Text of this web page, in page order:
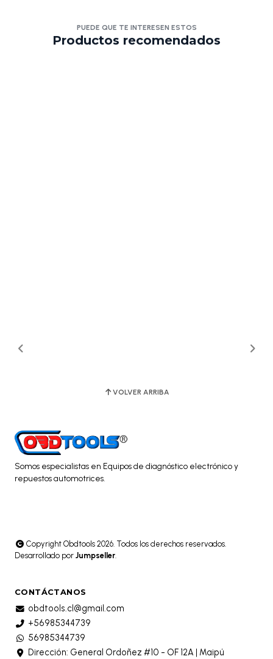
PUEDE QUE TE INTERESEN ESTOS
Productos recomendados
VOLVER ARRIBA
Somos especialistas en Equipos de diagnóstico electrónico y
repuestos automotrices.
Copyright Obdtools 2026. Todos los derechos reservados.
Desarrollado por Jumpseller.
CONTÁCTANOS
obdtools.cl@gmail.com
+56985344739
56985344739
Dirección: General Ordoñez #10 - OF 12A | Maipú